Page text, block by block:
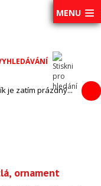
MENU
je zatím prázdný...
ornament